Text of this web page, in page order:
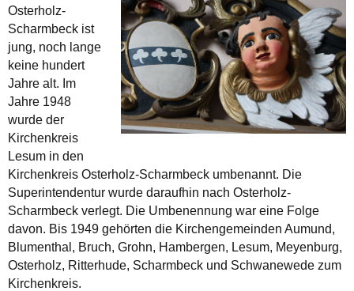
Osterholz-
Scharmbeck ist
jung, noch lange
keine hundert
Jahre alt. Im
Jahre 1948
wurde der
Kirchenkreis
Lesum in den
Kirchenkreis Osterholz-Scharmbeck umbenannt. Die
Superintendentur wurde daraufhin nach Osterholz-
Scharmbeck verlegt. Die Umbenennung war eine Folge
davon. Bis 1949 gehörten die Kirchengemeinden Aumund,
Blumenthal, Bruch, Grohn, Hambergen, Lesum, Meyenburg,
Osterholz, Ritterhude, Scharmbeck und Schwanewede zum
Kirchenkreis.